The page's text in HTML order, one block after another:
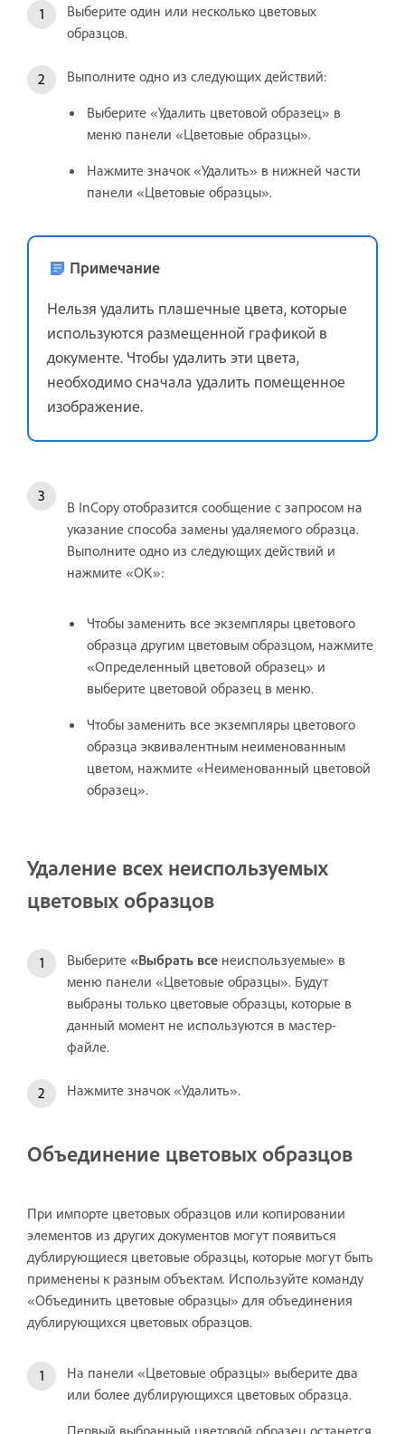
Выберите один или несколько цветовых
образцов.
Выполните одно из следующих действий:
Выберите «Удалить цветовой образец» в
меню панели «Цветовые образцы».
Нажмите значок «Удалить» в нижней части
панели «Цветовые образцы».
Примечание
Нельзя удалить плашечные цвета, которые
используются размещенной графикой в
документе. Чтобы удалить эти цвета,
необходимо сначала удалить помещенное
изображение.
В InCopy отобразится сообщение с запросом на
указание способа замены удаляемого образца.
Выполните одно из следующих действий и
нажмите «ОК»:
Чтобы заменить все экземпляры цветового
образца другим цветовым образцом, нажмите
«Определенный цветовой образец» и
выберите цветовой образец в меню.
Чтобы заменить все экземпляры цветового
образца эквивалентным неименованным
цветом, нажмите «Неименованный цветовой
образец».
Удаление всех неиспользуемых
цветовых образцов
Выберите «Выбрать все неиспользуемые» в
меню панели «Цветовые образцы». Будут
выбраны только цветовые образцы, которые в
данный момент не используются в мастер-
файле.
Нажмите значок «Удалить».
Объединение цветовых образцов
При импорте цветовых образцов или копировании
элементов из других документов могут появиться
дублирующиеся цветовые образцы, которые могут быть
применены к разным объектам. Используйте команду
«Объединить цветовые образцы» для объединения
дублирующихся цветовых образцов.
На панели «Цветовые образцы» выберите два
или более дублирующихся цветовых образца.
Первый выбранный цветовой образец останется